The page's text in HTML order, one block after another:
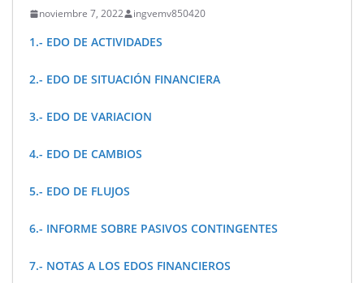
noviembre 7, 2022 ingvemv850420
1.- EDO DE ACTIVIDADES
2.- EDO DE SITUACIÓN FINANCIERA
3.- EDO DE VARIACION
4.- EDO DE CAMBIOS
5.- EDO DE FLUJOS
6.- INFORME SOBRE PASIVOS CONTINGENTES
7.- NOTAS A LOS EDOS FINANCIEROS